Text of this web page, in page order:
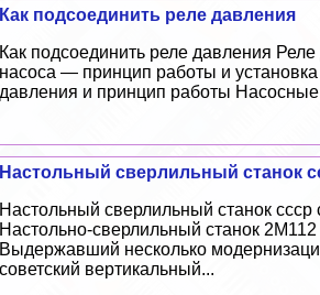
Как подсоединить реле давления
Как подсоединить реле давления
насоса — принцип работы и
давления и принцип работы Насосные
Настольный сверлильный станок
Настольный сверлильный станок ссср
Настольно-сверлильный станок 2М112
Выдержавший несколько
советский вертикальный...